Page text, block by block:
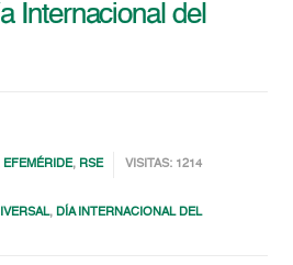
Internacional del
EFEMÉRIDE, RSE VISITAS: 1214
,DÍA INTERNACIONAL DEL